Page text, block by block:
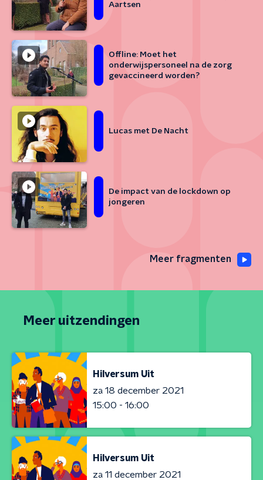
Aartsen
Offline: Moet het
onderwijspersoneel na de zorg
gevaccineerd worden?
Lucas met De Nacht
De impact van de lockdown op
jongeren
Meer fragmenten
Meer uitzendingen
Hilversum Uit
za 18 december 2021
15:00 - 16:00
Hilversum Uit
za 11 december 2021